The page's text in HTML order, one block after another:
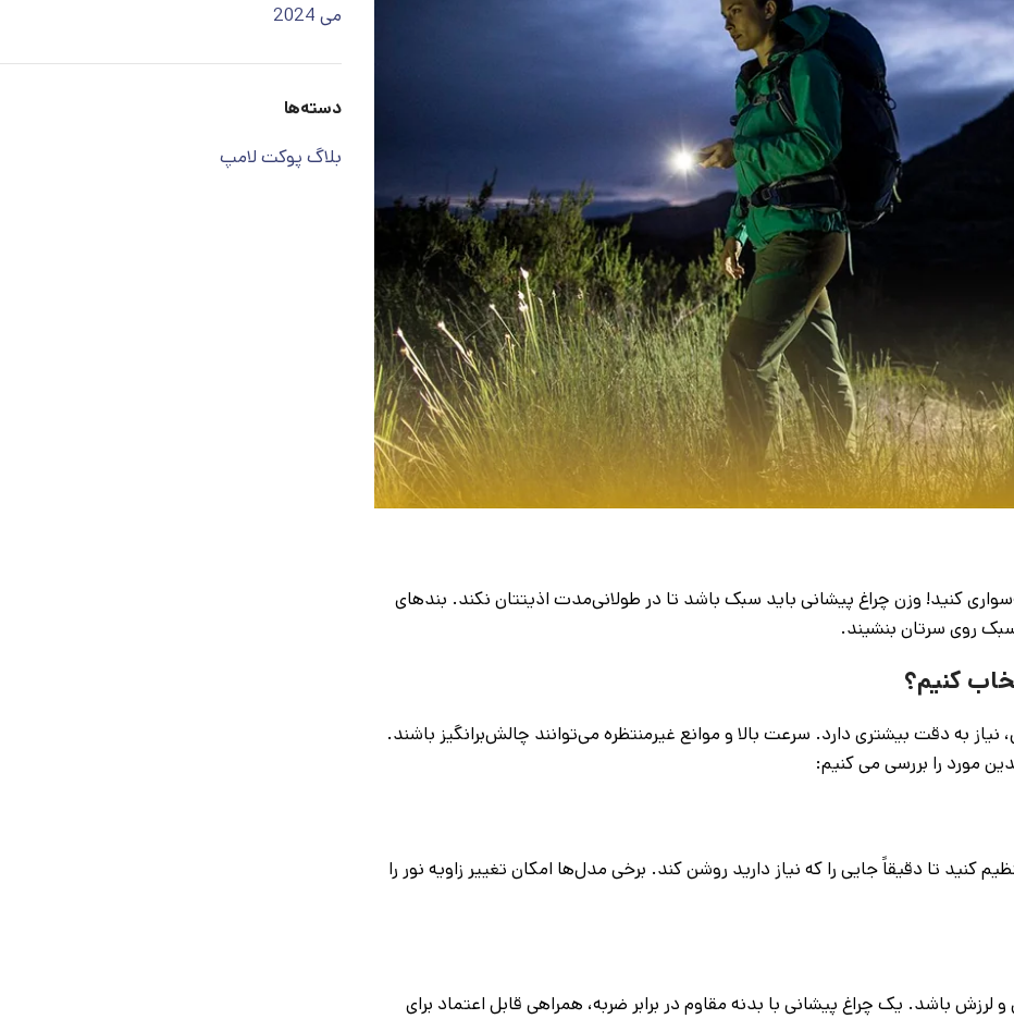
کنید! وزن چراغ پیشانی باید سبک باشد تا در طولانی‌مدت اذیتتان نکند. بندهای
روی سرتان بنشیند.
کنیم؟
به دقت بیشتری دارد. سرعت بالا و موانع غیرمنتظره می‌توانند چالش‌برانگیز باشند.
مورد را بررسی می کنیم:
کنید تا دقیقاً جایی را که نیاز دارید روشن کند. برخی مدل‌ها امکان تغییر زاویه نور را
لرزش باشد. یک چراغ پیشانی با بدنه مقاوم در برابر ضربه، همراهی قابل اعتماد برای
می 2024
دسته‌ها
بلاگ پوکت لامپ